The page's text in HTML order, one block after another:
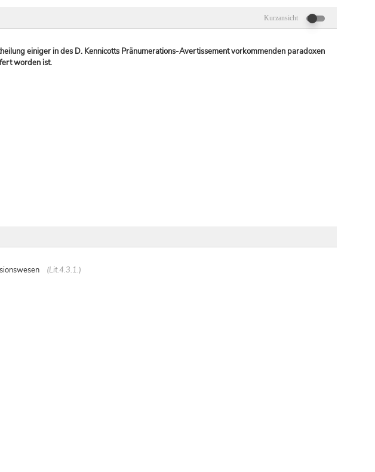
Kurzansicht
einiger in des D. Kennicotts Pränumerations-Avertissement vorkommenden paradoxen
worden ist.
(Lit.4.3.1.)